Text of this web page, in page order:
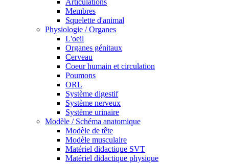
Articulations
Membres
Squelette d'animal
Physiologie / Organes
L'oeil
Organes génitaux
Cerveau
Coeur humain et circulation
Poumons
ORL
Système digestif
Système nerveux
Système urinaire
Modèle / Schéma anatomique
Modèle de tête
Modèle musculaire
Matériel didactique SVT
Matériel didactique physique